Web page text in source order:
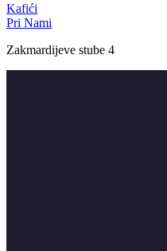
Kafići
Pri Nami
Zakmardijeve stube 4